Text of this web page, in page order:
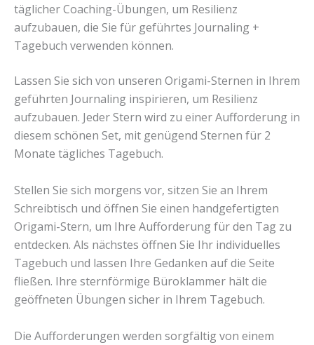
täglicher Coaching-Übungen, um Resilienz
aufzubauen, die Sie für geführtes Journaling +
Tagebuch verwenden können.
Lassen Sie sich von unseren Origami-Sternen in Ihrem
geführten Journaling inspirieren, um Resilienz
aufzubauen. Jeder Stern wird zu einer Aufforderung in
diesem schönen Set, mit genügend Sternen für 2
Monate tägliches Tagebuch.
Stellen Sie sich morgens vor, sitzen Sie an Ihrem
Schreibtisch und öffnen Sie einen handgefertigten
Origami-Stern, um Ihre Aufforderung für den Tag zu
entdecken. Als nächstes öffnen Sie Ihr individuelles
Tagebuch und lassen Ihre Gedanken auf die Seite
fließen. Ihre sternförmige Büroklammer hält die
geöffneten Übungen sicher in Ihrem Tagebuch.
Die Aufforderungen werden sorgfältig von einem